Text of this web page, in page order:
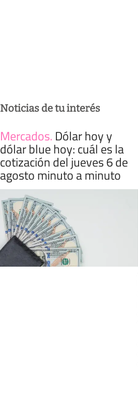
Noticias de tu interés
Mercados. Dólar hoy y
dólar blue hoy: cuál es la
cotización del jueves 6 de
agosto minuto a minuto